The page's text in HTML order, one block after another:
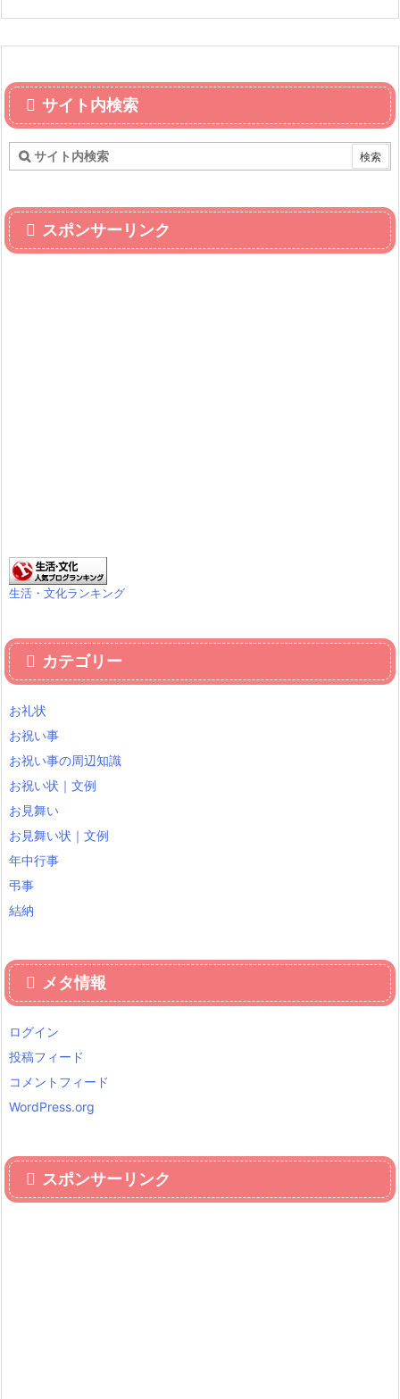
サイト内検索
スポンサーリンク
生活・文化ランキング
カテゴリー
お礼状
お祝い事
お祝い事の周辺知識
お祝い状｜文例
お見舞い
お見舞い状｜文例
年中行事
弔事
結納
メタ情報
ログイン
投稿フィード
コメントフィード
WordPress.org
スポンサーリンク